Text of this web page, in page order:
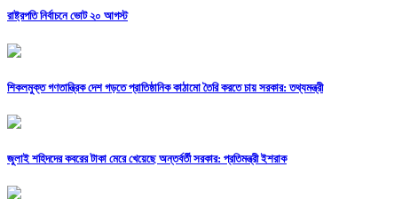
রাষ্ট্রপতি নির্বাচনে ভোট ২০ আগস্ট
শিকলমুক্ত গণতান্ত্রিক দেশ গড়তে প্রাতিষ্ঠানিক কাঠামো তৈরি করতে চায় সরকার: তথ্যমন্ত্রী
জুলাই শহিদদের কবরের টাকা মেরে খেয়েছে অন্তর্বর্তী সরকার: প্রতিমন্ত্রী ইশরাক